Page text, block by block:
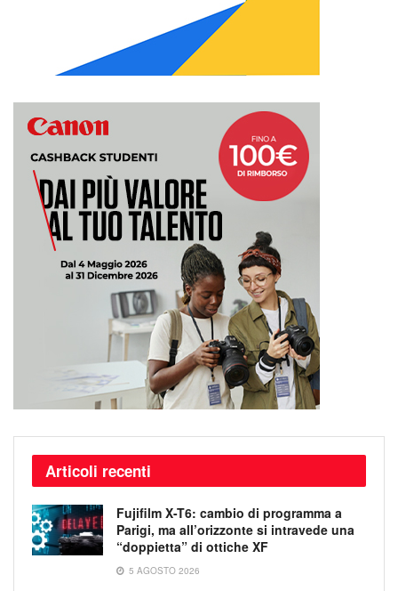
Articoli recenti
Fujifilm X-T6: cambio di programma a
Parigi, ma all’orizzonte si intravede una
“doppietta” di ottiche XF
5 AGOSTO 2026